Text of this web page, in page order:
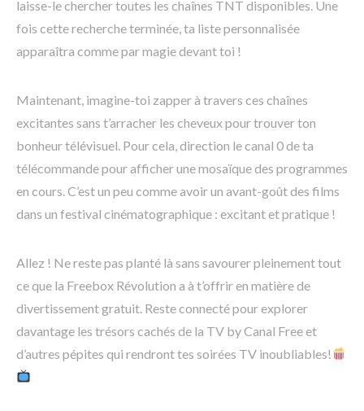
laisse-le chercher toutes les chaînes TNT disponibles. Une
fois cette recherche terminée, ta liste personnalisée
apparaîtra comme par magie devant toi !
Maintenant, imagine-toi zapper à travers ces chaînes
excitantes sans t’arracher les cheveux pour trouver ton
bonheur télévisuel. Pour cela, direction le canal 0 de ta
télécommande pour afficher une mosaïque des programmes
en cours. C’est un peu comme avoir un avant-goût des films
dans un festival cinématographique : excitant et pratique !
Allez ! Ne reste pas planté là sans savourer pleinement tout
ce que la Freebox Révolution a à t’offrir en matière de
divertissement gratuit. Reste connecté pour explorer
davantage les trésors cachés de la TV by Canal Free et
d’autres pépites qui rendront tes soirées TV inoubliables!